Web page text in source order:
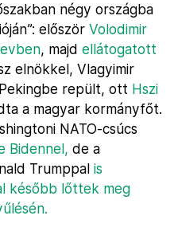
négy országba
először Volodimir
, majd ellátogatott
elnökkel, Vlagyimir
repült, ott Hszi
a magyar kormányfőt.
NATO-csúcs
Bidennel, de a
Trumppal is
később lőttek meg